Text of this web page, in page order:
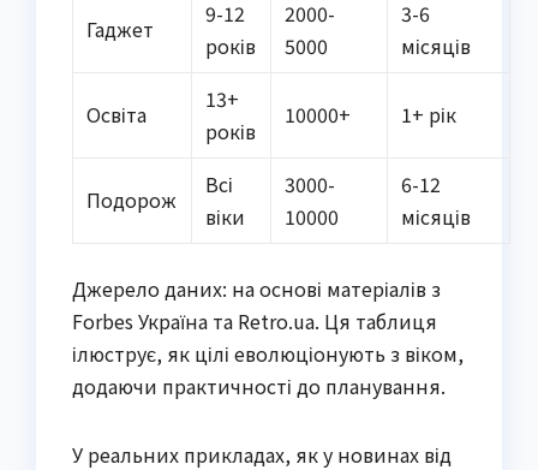
Гаджет
9-12
років
2000-
5000
3-6
місяців
Освіта
13+
років
10000+ 1+ рік
Подорож
Всі
віки
3000-
10000
6-12
місяців
Джерело даних: на основі матеріалів з
Forbes Україна та Retro.ua. Ця таблиця
ілюструє, як цілі еволюціонують з віком,
додаючи практичності до планування.
У реальних прикладах, як у новинах від